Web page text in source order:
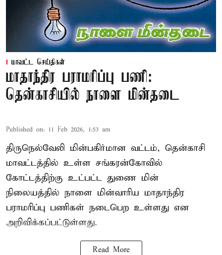
மாவட்ட செய்திகள்
மாதாந்திர பராமரிப்பு பணி:
தென்காசியில் நாளை மின்தடை
Published on: 11 Feb 2026, 1:53 am
திருநெல்வேலி மின்பகிர்மான வட்டம், தென்காசி
மாவட்டத்தில் உள்ள சங்கரன்கோவில்
கோட்டத்திற்கு உட்பட்ட துணை மின்
நிலையத்தில் நாளை மின்வாரிய மாதாந்திர
பராமரிப்பு பணிகள் நடைபெற உள்ளது என
அறிவிக்கப்பட்டுள்ளது.
Read More